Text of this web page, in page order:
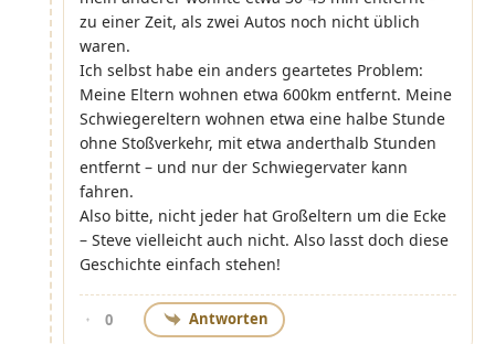
zu einer Zeit, als zwei Autos noch nicht üblich
waren.
Ich selbst habe ein anders geartetes Problem:
Meine Eltern wohnen etwa 600km entfernt. Meine
Schwiegereltern wohnen etwa eine halbe Stunde
ohne Stoßverkehr, mit etwa anderthalb Stunden
entfernt – und nur der Schwiegervater kann
fahren.
Also bitte, nicht jeder hat Großeltern um die Ecke
– Steve vielleicht auch nicht. Also lasst doch diese
Geschichte einfach stehen!
0 Antworten